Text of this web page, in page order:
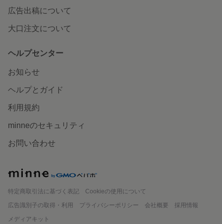
広告出稿について
大口注文について
ヘルプセンター
お知らせ
ヘルプとガイド
利用規約
minneのセキュリティ
お問い合わせ
特定商取引法に基づく表記
Cookieの使用について
広告識別子の取得・利用
プライバシーポリシー 会社概要
採用情報
メディアキット